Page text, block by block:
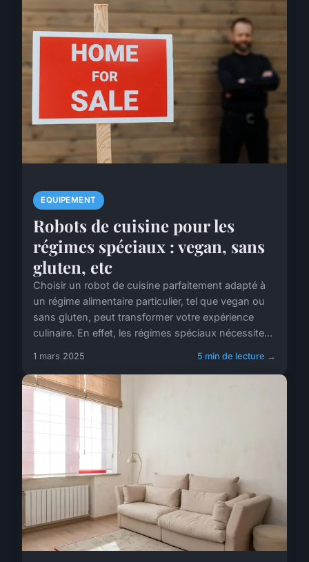
EQUIPEMENT
Robots de cuisine pour les
régimes spéciaux : vegan, sans
gluten, etc
Choisir un robot de cuisine parfaitement adapté à
un régime alimentaire particulier, tel que vegan ou
sans gluten, peut transformer votre expérience
culinaire. En effet, les régimes spéciaux nécessite...
1 mars 2025 5 min de lecture →